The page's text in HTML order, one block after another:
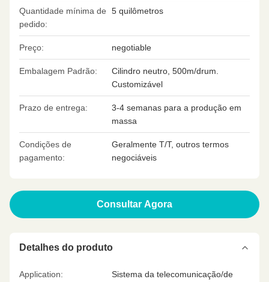
Quantidade mínima de
pedido:
5 quilômetros
Preço: negotiable
Embalagem Padrão:
Cilindro neutro, 500m/drum.
Customizável
Prazo de entrega:
3-4 semanas para a produção em
massa
Condições de
pagamento:
Geralmente T/T, outros termos
negociáveis
Consultar Agora
Detalhes do produto
Application:
Sistema da telecomunicação/de